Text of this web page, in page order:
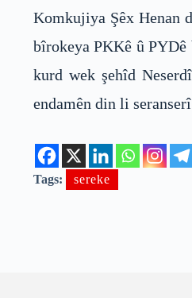
Komkujiya Şêx Henan
bîrokeya PKKê û
kurd wek şehîd
endamên din li
Tags: sereke